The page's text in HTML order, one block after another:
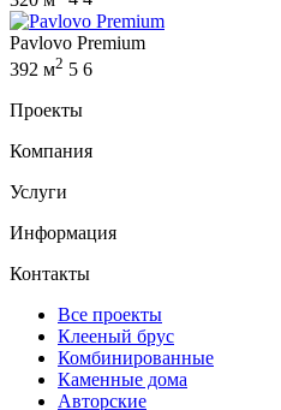
Pavlovo Premium
392 м2 5 6
Проекты
Компания
Услуги
Информация
Контакты
Все проекты
Клееный брус
Комбинированные
Каменные дома
Авторские